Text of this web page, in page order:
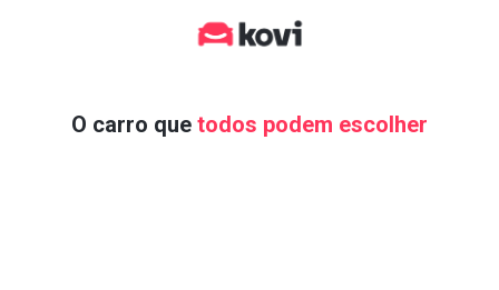
O carro que todos podem escolher